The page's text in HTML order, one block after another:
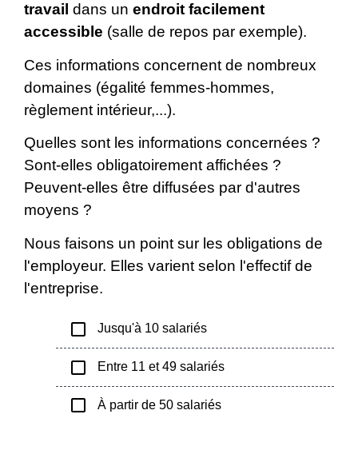
travail dans un endroit facilement
accessible (salle de repos par exemple).
Ces informations concernent de nombreux
domaines (égalité femmes-hommes,
règlement intérieur,...).
Quelles sont les informations concernées ?
Sont-elles obligatoirement affichées ?
Peuvent-elles être diffusées par d'autres
moyens ?
Nous faisons un point sur les obligations de
l'employeur. Elles varient selon l'effectif de
l'entreprise.
check_box_outline_blank Jusqu'à 10 salariés
check_box_outline_blank Entre 11 et 49 salariés
check_box_outline_blank À partir de 50 salariés